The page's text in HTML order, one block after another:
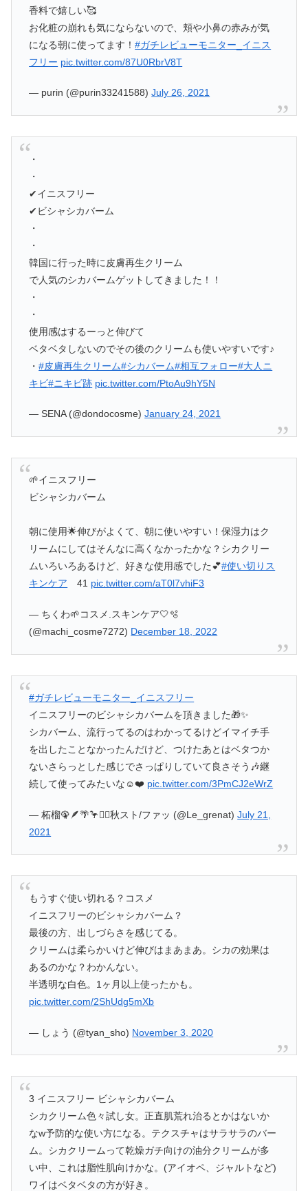
香料で嬉しい🥰
お化粧の崩れも気にならないので、頬や小鼻の赤みが気
になる朝に使ってます！#ガチレビューモニター_イニス
フリー pic.twitter.com/87U0RbrV8T
— purin (@purin33241588)July 26, 2021
・
・
✔︎イニスフリー
✔︎ビシャシカバーム
・
・
韓国に行った時に皮膚再生クリーム
で人気のシカバームゲットしてきました！！
・
・
使用感はするーっと伸びて
ベタベタしないのでその後のクリームも使いやすいです♪
・#皮膚再生クリーム#シカバーム#相互フォロー#大人ニ
キビ#ニキビ跡 pic.twitter.com/PtoAu9hY5N
— SENA (@dondocosme)January 24, 2021
🌱イニスフリー
ビシャシカバーム
朝に使用🌟伸びがよくて、朝に使いやすい！保湿力はク
リームにしてはそんなに高くなかったかな？シカクリー
ムいろいろあるけど、好きな使用感でした💕#使い切りス
キンケア 41 pic.twitter.com/aT0l7vhiF3
— ちくわ🌱コスメ.スキンケア🤍🫧
(@machi_cosme7272) December 18, 2022
#ガチレビューモニター_イニスフリー
イニスフリーのビシャシカバームを頂きました🎁✨
シカバーム、流行ってるのはわかってるけどイマイチ手
を出したことなかったんだけど、つけたあとはベタつか
ないさらっとした感じでさっぱりしていて良さそう🎶継
続して使ってみたいな☺️❤️ pic.twitter.com/3PmCJ2eWrZ
— 柘榴🦚🪶🌴🦩❤️‍🔥秋スト/ファッ (@Le_grenat)July 21,
2021
もうすぐ使い切れる？コスメ
イニスフリーのビシャシカバーム？
最後の方、出しづらさを感じてる。
クリームは柔らかいけど伸びはまあまあ。シカの効果は
あるのかな？わかんない。
半透明な白色。1ヶ月以上使ったかも。
pic.twitter.com/2ShUdg5mXb
— しょう (@tyan_sho) November 3, 2020
3 イニスフリー ビシャシカバーム
シカクリーム色々試し女。正直肌荒れ治るとかはないか
なw予防的な使い方になる。テクスチャはサラサラのバー
ム。シカクリームって乾燥ガチ向けの油分クリームが多
い中、これは脂性肌向けかな。(アイオペ、ジャルトなど)
ワイはベタベタの方が好き。